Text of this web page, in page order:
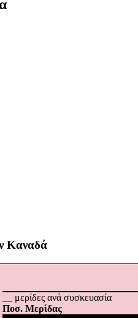
Καναδά
__ μερίδες ανά συσκευασία
Ποσ. Μερίδας